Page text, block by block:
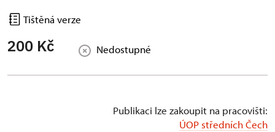
Tištěná verze
200 Kč Nedostupné
Publikaci lze zakoupit na pracovišti:
ÚOP středních Čech